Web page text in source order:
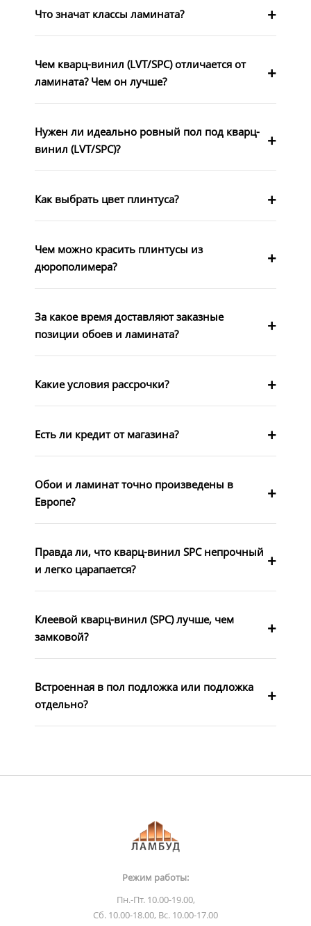
Что значат классы ламината?
Чем кварц-винил (LVT/SPC) отличается от
ламината? Чем он лучше?
Нужен ли идеально ровный пол под кварц-
винил (LVT/SPC)?
Как выбрать цвет плинтуса?
Чем можно красить плинтусы из
дюрополимера?
За какое время доставляют заказные
позиции обоев и ламината?
Какие условия рассрочки?
Есть ли кредит от магазина?
Обои и ламинат точно произведены в
Европе?
Правда ли, что кварц-винил SPC непрочный
и легко царапается?
Клеевой кварц-винил (SPC) лучше, чем
замковой?
Встроенная в пол подложка или подложка
отдельно?
Режим работы:
Пн.-Пт. 10.00-19.00,
Сб. 10.00-18.00, Вс. 10.00-17.00